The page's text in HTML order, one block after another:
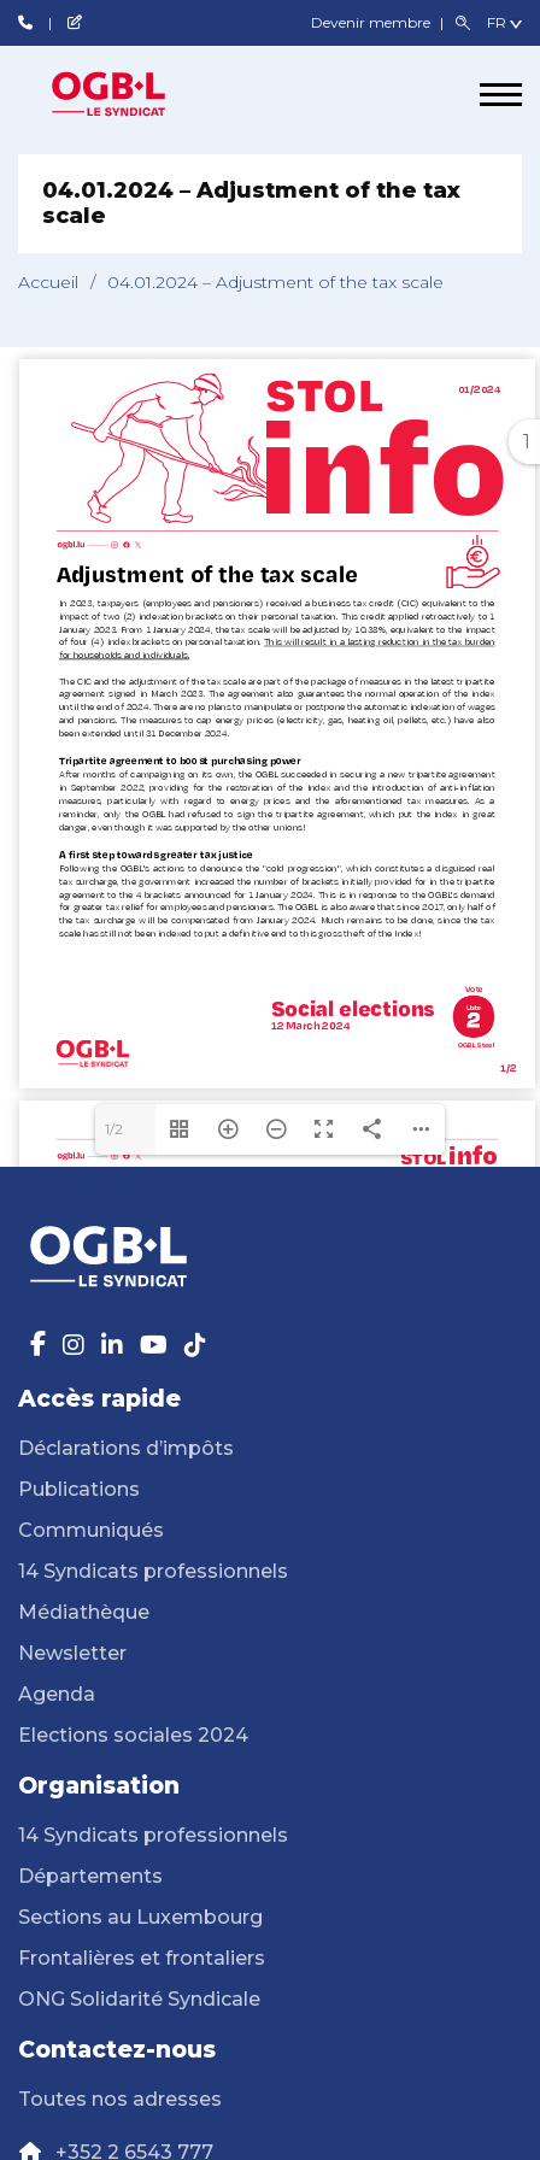
Devenir membre
04.01.2024 – Adjustment of the tax
scale
Accueil / 04.01.2024 – Adjustment of the tax scale
1
1/2
Accès rapide
Déclarations d’impôts
Publications
Communiqués
14 Syndicats professionnels
Médiathèque
Newsletter
Agenda
Elections sociales 2024
Organisation
14 Syndicats professionnels
Départements
Sections au Luxembourg
Frontalières et frontaliers
ONG Solidarité Syndicale
Contactez-nous
Toutes nos adresses
+352 2 6543 777